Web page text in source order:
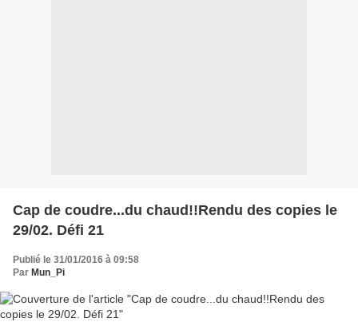
Cap de coudre...du chaud!!Rendu des copies le
29/02. Défi 21
Publié le 31/01/2016 à 09:58
Par Mun_Pi